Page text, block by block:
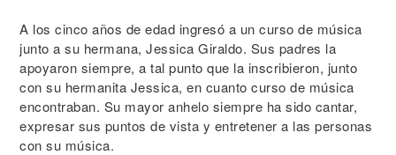
A los cinco años de edad ingresó a un curso de música
junto a su hermana, Jessica Giraldo. Sus padres la
apoyaron siempre, a tal punto que la inscribieron, junto
con su hermanita Jessica, en cuanto curso de música
encontraban. Su mayor anhelo siempre ha sido cantar,
expresar sus puntos de vista y entretener a las personas
con su música.